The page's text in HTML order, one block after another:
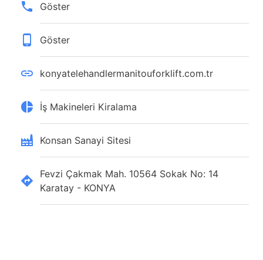
Göster
Göster
konyatelehandlermanitouforklift.com.tr
İş Makineleri Kiralama
Konsan Sanayi Sitesi
Fevzi Çakmak Mah. 10564 Sokak No: 14
Karatay - KONYA